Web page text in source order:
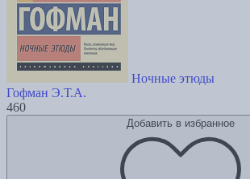
Ночные этюды
Гофман Э.Т.А.
460
Добавить в избранное